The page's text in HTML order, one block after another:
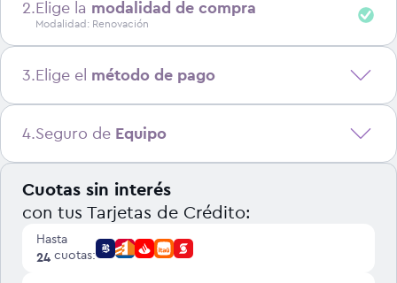
2.Elige la modalidad de compra
Modalidad: Renovación
La oferta puede variar según la modalidad
Equipo sin contrato. Liberado.
Renovación
3.Elige el método de pago
Pago en la boleta
Pie inicial:
Pagas en boleta:18
4.Seguro de Equipo
Sin Seguro
Ver detalle de cobertura del equipo
Cuotas sin interés
con tus Tarjetas de Crédito:
Hasta
24 cuotas: